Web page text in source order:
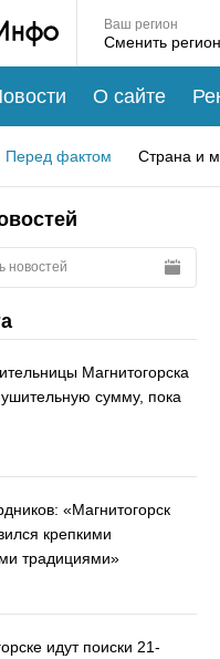
Ваш регион
О сайте
Перед фактом Страна и
новостей
Магнитогорска
сумму, пока
«Магнитогорск
крепкими
традициями»
идут поиски 21-